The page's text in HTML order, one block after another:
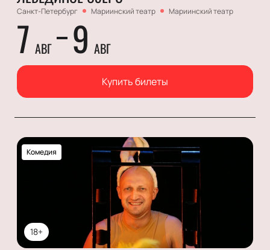
Санкт-Петербург Мариинский театр Мариинский театр
7 АВГ 9 АВГ
Купить билеты
18+
Комедия